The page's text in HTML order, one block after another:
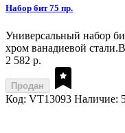
Набор бит 75 пр.
Универсальный набор
хром ванадиевой
2 582 р.
Продан
Код: VT13093 Наличие: